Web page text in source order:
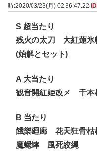
時:2020/03/23(月) 02:36:47.22
S 超当たり
残火の太刀 大紅蓮
(始解とセット)
A 大当たり
観音開紅姫改メ 千
B 当たり
餓樂廻廊 花天狂骨
魔蟋蟀 風死絞縄